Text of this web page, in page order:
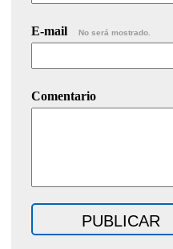
E-mail No será mostrado.
Comentario